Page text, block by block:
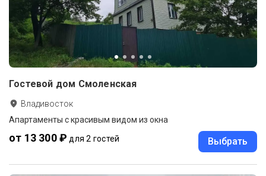
Гостевой дом Смоленская
Владивосток
Апартаменты с красивым видом из окна
от 13 300 ₽ для 2 гостей Выбрать